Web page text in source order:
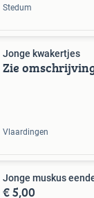
Stedum
Jonge kwakertjes
Zie
Vlaardingen
Jonge muskus
€ 5,00